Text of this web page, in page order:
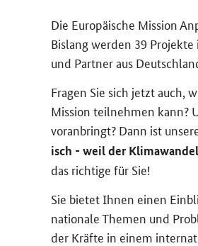
Die Eu­ro­päi­sche Mis­si­on
Bis­lang wer­den 39
und Part­ner aus
Fra­gen Sie sich jetzt auch,
Mis­si­on teil­neh­men kann?
vor­an­bringt? Dann ist
isch - weil der
das rich­ti­ge für Sie!
Sie bie­tet Ihnen einen
na­tio­na­le The­men und
der Kräf­te in einem